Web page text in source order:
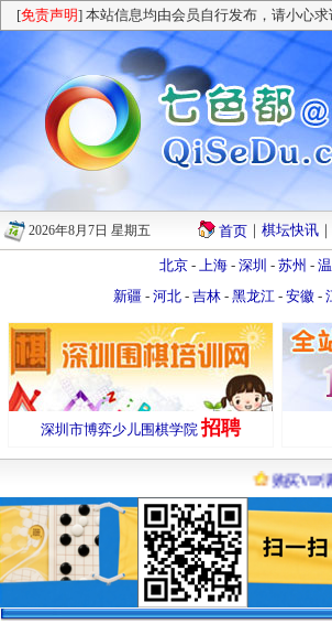
[免责声明] 本站信息均由会员自行发布，请小心
2026年8月7日 星期五 首页 ｜ 棋坛快讯 ｜
北京 - 上海 - 深圳 - 苏州 -
新疆 - 河北 - 吉林 - 黑龙江 - 安徽 -
深圳市博弈少儿围棋学院 招聘
购买